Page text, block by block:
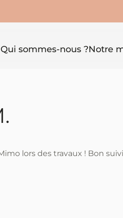
Qui sommes-nous ?Notre
lors des travaux ! Bon